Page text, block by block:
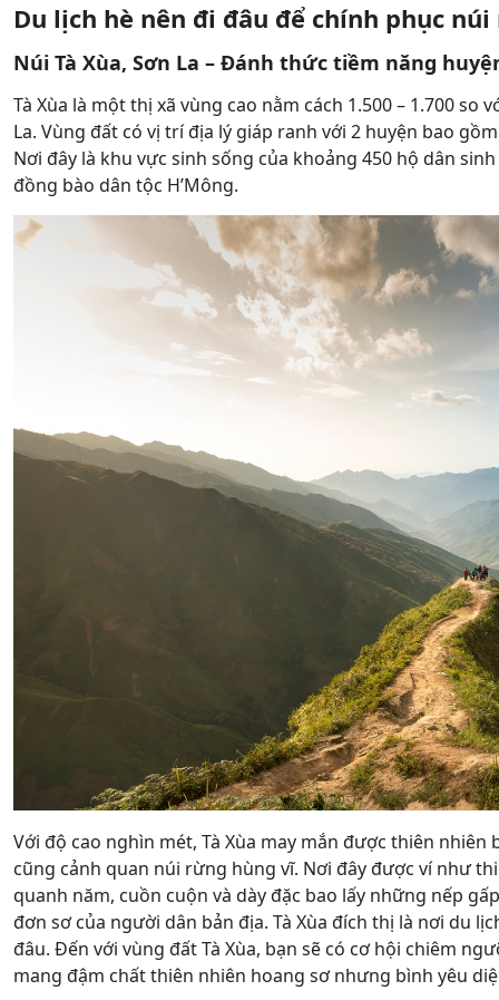
Du lịch hè nên đi đâu để chính phục
Núi Tà Xùa, Sơn La – Đánh thức tiềm năng
Tà Xùa là một thị xã vùng cao nằm cách 1.500 – 1.700
La. Vùng đất có vị trí địa lý giáp ranh với 2 huyện bao gồm
Nơi đây là khu vực sinh sống của khoảng 450 hộ dân
đồng bào dân tộc H’Mông.
Với độ cao nghìn mét, Tà Xùa may mắn được thiên
cũng cảnh quan núi rừng hùng vĩ. Nơi đây được ví như
quanh năm, cuồn cuộn và dày đặc bao lấy những nếp
đơn sơ của người dân bản địa. Tà Xùa đích thị là nơi du
đâu. Đến với vùng đất Tà Xùa, bạn sẽ có cơ hội chiêm
mang đậm chất thiên nhiên hoang sơ nhưng bình yêu